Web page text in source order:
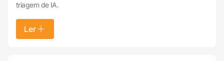
triagem de IA.
Ler